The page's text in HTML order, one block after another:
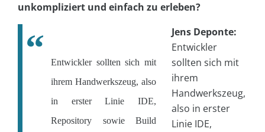
unkompliziert und einfach zu erleben?
Entwickler sollten sich mit
ihrem Handwerkszeug, also
in erster Linie IDE,
Repository sowie Build
Jens Deponte:
Entwickler
sollten sich mit
ihrem
Handwerkszeug,
also in erster
Linie IDE,